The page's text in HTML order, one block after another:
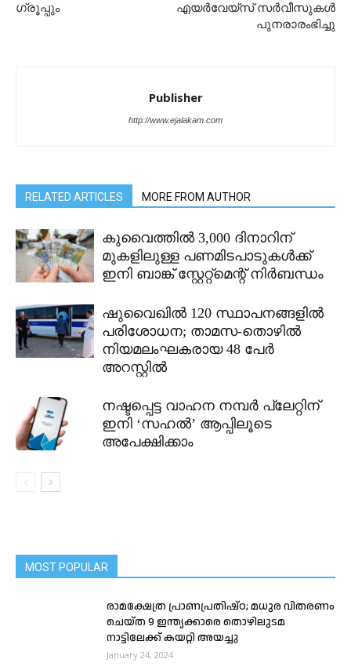
ഗ്രൂപ്പും
എയർവേയ്സ് സർവീസുകൾ
പുനരാരംഭിച്ചു
Publisher
http://www.ejalakam.com
RELATED ARTICLES MORE FROM AUTHOR
കുവൈത്തിൽ 3,000 ദിനാറിന്
മുകളിലുള്ള പണമിടപാടുകൾക്ക്
ഇനി ബാങ്ക് സ്റ്റേറ്റ്മെന്റ് നിർബന്ധം
ഷുവൈഖിൽ 120 സ്ഥാപനങ്ങളിൽ
പരിശോധന; താമസ-തൊഴിൽ
നിയമലംഘകരായ 48 പേർ
അറസ്റ്റിൽ
നഷ്ടപ്പെട്ട വാഹന നമ്പർ പ്ലേറ്റിന്
ഇനി ‘സഹൽ’ ആപ്പിലൂടെ
അപേക്ഷിക്കാം
MOST POPULAR
രാമക്ഷേത്ര പ്രാണപ്രതിഷ്ഠ; മധുര വിതരണം
ചെയ്ത 9 ഇന്ത്യക്കാരെ തൊഴിലുടമ
നാട്ടിലേക്ക് കയറ്റി അയച്ചു
January 24, 2024